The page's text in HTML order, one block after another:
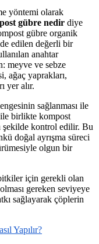
yöntemi olarak
gübre nedir diye
gübre organik
edilen değerli bir
anahtar
meyve ve sebze
ağaç yaprakları,
yer alır.
sağlanması ile
birlikte kompost
şekilde kontrol edilir. Bu
doğal ayrışma süreci
olgun bir
için gerekli olan
gereken seviyeye
sağlayarak çöplerin
Yapılır?